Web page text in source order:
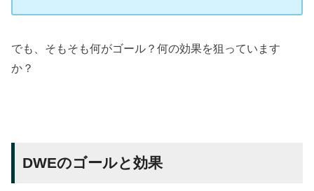
でも、そもそも何がゴール？何の効果を狙っています
か？
DWEのゴールと効果